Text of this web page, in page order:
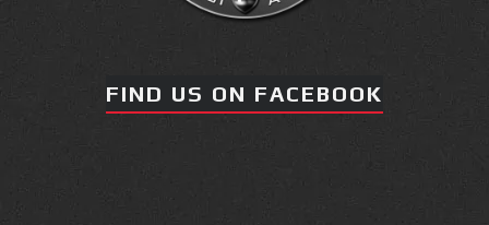
FIND US ON FACEBOOK